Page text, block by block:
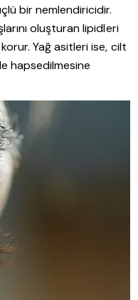
bir nemlendiricidir.
oluşturan lipidleri
Yağ asitleri ise, cilt
hapsedilmesine